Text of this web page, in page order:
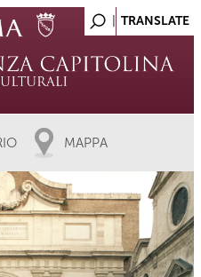
MAPPA